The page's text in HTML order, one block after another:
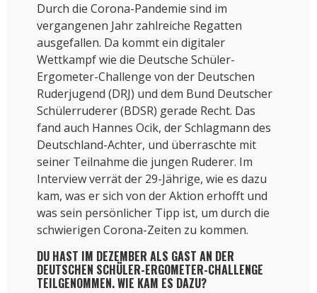
Durch die Corona-Pandemie sind im
vergangenen Jahr zahlreiche Regatten
ausgefallen. Da kommt ein digitaler
Wettkampf wie die Deutsche Schüler-
Ergometer-Challenge von der Deutschen
Ruderjugend (DRJ) und dem Bund Deutscher
Schülerruderer (BDSR) gerade Recht. Das
fand auch Hannes Ocik, der Schlagmann des
Deutschland-Achter, und überraschte mit
seiner Teilnahme die jungen Ruderer. Im
Interview verrät der 29-Jährige, wie es dazu
kam, was er sich von der Aktion erhofft und
was sein persönlicher Tipp ist, um durch die
schwierigen Corona-Zeiten zu kommen.
DU HAST IM DEZEMBER ALS GAST AN DER
DEUTSCHEN SCHÜLER-ERGOMETER-CHALLENGE
TEILGENOMMEN. WIE KAM ES DAZU?